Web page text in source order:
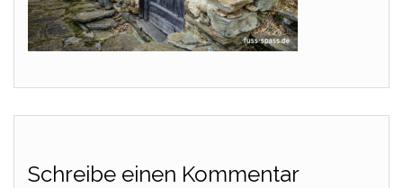
Schreibe einen Kommentar